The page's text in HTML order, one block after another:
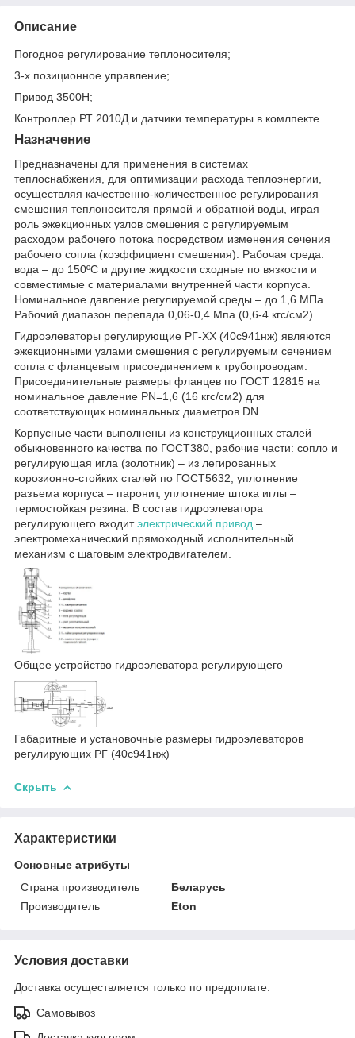
Описание
Погодное регулирование теплоносителя;
3-х позиционное управление;
Привод 3500Н;
Контроллер РТ 2010Д и датчики температуры в комлпекте.
Назначение
Предназначены для применения в системах
теплоснабжения, для оптимизации расхода теплоэнергии,
осуществляя качественно-количественное регулирования
смешения теплоносителя прямой и обратной воды, играя
роль эжекционных узлов смешения с регулируемым
расходом рабочего потока посредством изменения сечения
рабочего сопла (коэффициент смешения). Рабочая среда:
вода – до 150ºС и другие жидкости сходные по вязкости и
совместимые с материалами внутренней части корпуса.
Номинальное давление регулируемой среды – до 1,6 МПа.
Рабочий диапазон перепада 0,06-0,4 Мпа (0,6-4 кгс/см2).
Гидроэлеваторы регулирующие РГ-ХХ (40с941нж) являются
эжекционными узлами смешения с регулируемым сечением
сопла с фланцевым присоединением к трубопроводам.
Присоединительные размеры фланцев по ГОСТ 12815 на
номинальное давление РN=1,6 (16 кгс/см2) для
соответствующих номинальных диаметров DN.
Корпусные части выполнены из конструкционных сталей
обыкновенного качества по ГОСТ380, рабочие части: сопло и
регулирующая игла (золотник) – из легированных
корозионно-стойких сталей по ГОСТ5632, уплотнение
разъема корпуса – паронит, уплотнение штока иглы –
термостойкая резина. В состав гидроэлеватора
регулирующего входитэлектрический привод –
электромеханический прямоходный исполнительный
механизм с шаговым электродвигателем.
Общее устройство гидроэлеватора регулирующего
Габаритные и установочные размеры гидроэлеваторов
регулирующих РГ (40с941нж)
Скрыть
Характеристики
Основные атрибуты
Страна производитель
Беларусь
Производитель
Eton
Условия доставки
Доставка осуществляется только по предоплате.
Самовывоз